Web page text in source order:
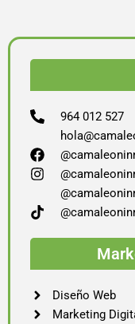
964 012 527
Diseño Web
Marketing